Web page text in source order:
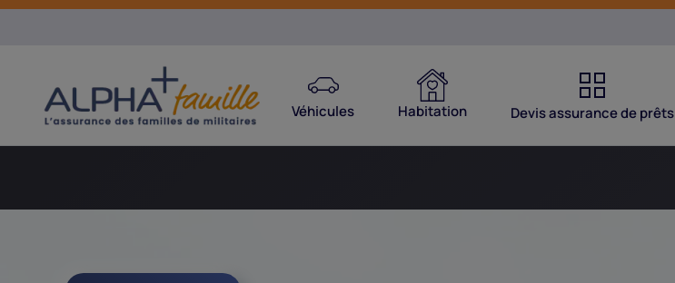
Véhicules Habitation Devis assurance de prêts